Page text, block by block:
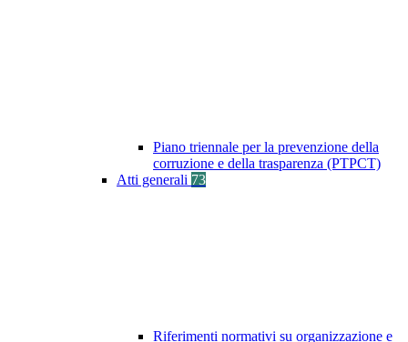
Piano triennale per la prevenzione della
corruzione e della trasparenza (PTPCT)
Atti generali 73
Riferimenti normativi su organizzazione e